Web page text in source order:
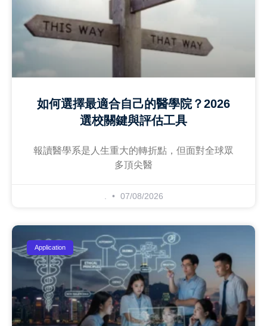
如何選擇最適合自己的醫學院？2026
選校關鍵與評估工具
報讀醫學系是人生重大的轉折點，但面對全球眾
多頂尖醫
. 07/08/2026
Application